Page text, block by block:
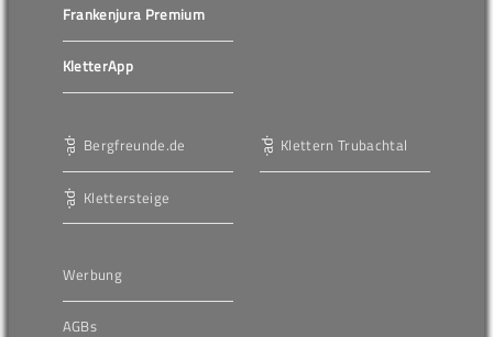
Frankenjura Premium
KletterApp
Bergfreunde.de
Klettersteige
Klettern Trubachtal
Werbung
AGBs